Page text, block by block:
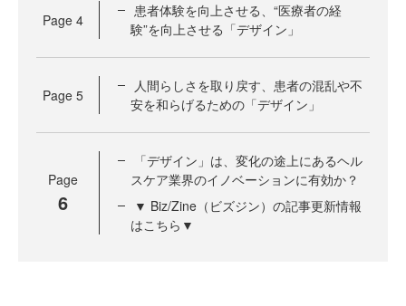
Page 4
患者体験を向上させる、“医療者の経
験”を向上させる「デザイン」
Page 5
人間らしさを取り戻す、患者の混乱や不
安を和らげるための「デザイン」
Page
6
「デザイン」は、変化の途上にあるヘル
スケア業界のイノベーションに有効か？
▼ Biz/Zine（ビズジン）の記事更新情報
はこちら▼